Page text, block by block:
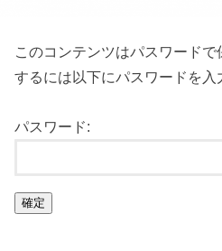
このコンテンツはパスワード
するには以下にパスワードを入
パスワード: